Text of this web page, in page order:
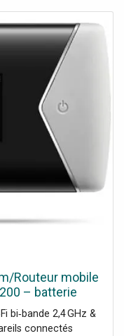
Routeur mobile
– batterie
bi‑bande 2,4 GHz &
connectés